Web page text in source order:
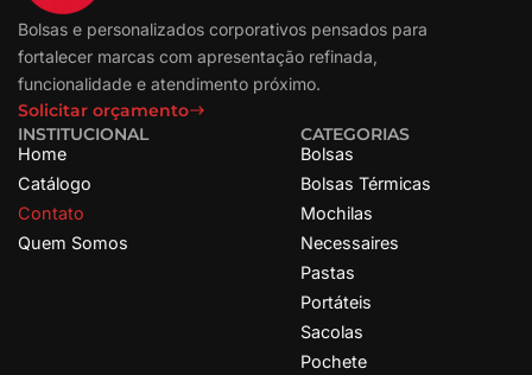
Bolsas e personalizados corporativos pensados para
fortalecer marcas com apresentação refinada,
funcionalidade e atendimento próximo.
Solicitar orçamento
INSTITUCIONAL
Home
Catálogo
Contato
Quem Somos
CATEGORIAS
Bolsas
Bolsas Térmicas
Mochilas
Necessaires
Pastas
Portáteis
Sacolas
Pochete